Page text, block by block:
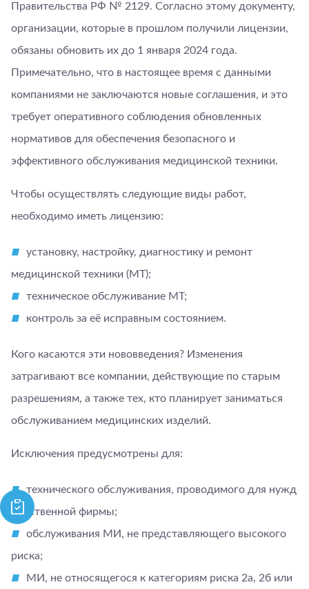
Правительства РФ № 2129. Согласно этому документу,
организации, которые в прошлом получили лицензии,
обязаны обновить их до 1 января 2024 года.
Примечательно, что в настоящее время с данными
компаниями не заключаются новые соглашения, и это
требует оперативного соблюдения обновленных
нормативов для обеспечения безопасного и
эффективного обслуживания медицинской техники.
Чтобы осуществлять следующие виды работ,
необходимо иметь лицензию:
установку, настройку, диагностику и ремонт
медицинской техники (МТ);
техническое обслуживание МТ;
контроль за её исправным состоянием.
Кого касаются эти нововведения? Изменения
затрагивают все компании, действующие по старым
разрешениям, а также тех, кто планирует заниматься
обслуживанием медицинских изделий.
Исключения предусмотрены для:
технического обслуживания, проводимого для нужд
собственной фирмы;
обслуживания МИ, не представляющего высокого
риска;
МИ, не относящегося к категориям риска 2а, 2б или